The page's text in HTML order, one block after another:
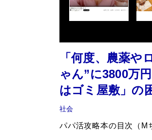
「何度、農薬
ゃん”に3800万
はゴミ屋敷」の
社会
パパ活攻略本の目次（M